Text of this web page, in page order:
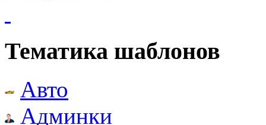
Тематика шаблонов
Авто
Админки